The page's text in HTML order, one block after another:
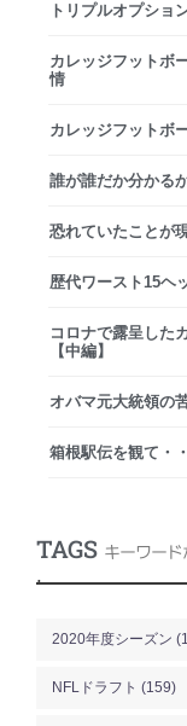
トリプルオプショ
カレッジフットボ
情
カレッジフットボ
誰が誰だか分かる
恐れていたことが
歴代ワースト15ヘ
コロナで露呈した
【中編】
オバマ元大統領の
箱根駅伝を観て・
TAGS キーワー
.
2020年度シーズン
NFLドラフト (159)